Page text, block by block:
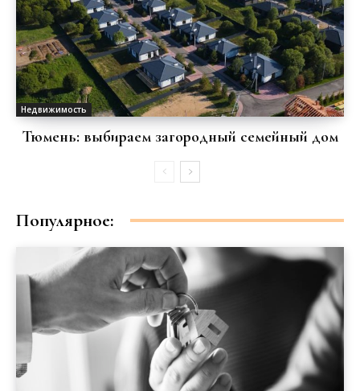
Недвижимость
Тюмень: выбираем загородный семейный дом
Популярное: